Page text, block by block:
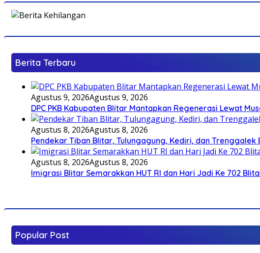
Berita Terbaru
Agustus 9, 2026Agustus 9, 2026
DPC PKB Kabupaten Blitar Mantapkan Regenerasi Lewat
Agustus 8, 2026Agustus 8, 2026
Pendekar Tiban Blitar, Tulungagung, Kediri, dan
Agustus 8, 2026Agustus 8, 2026
Imigrasi Blitar Semarakkan HUT RI dan Hari Jadi Ke 702
Popular Post